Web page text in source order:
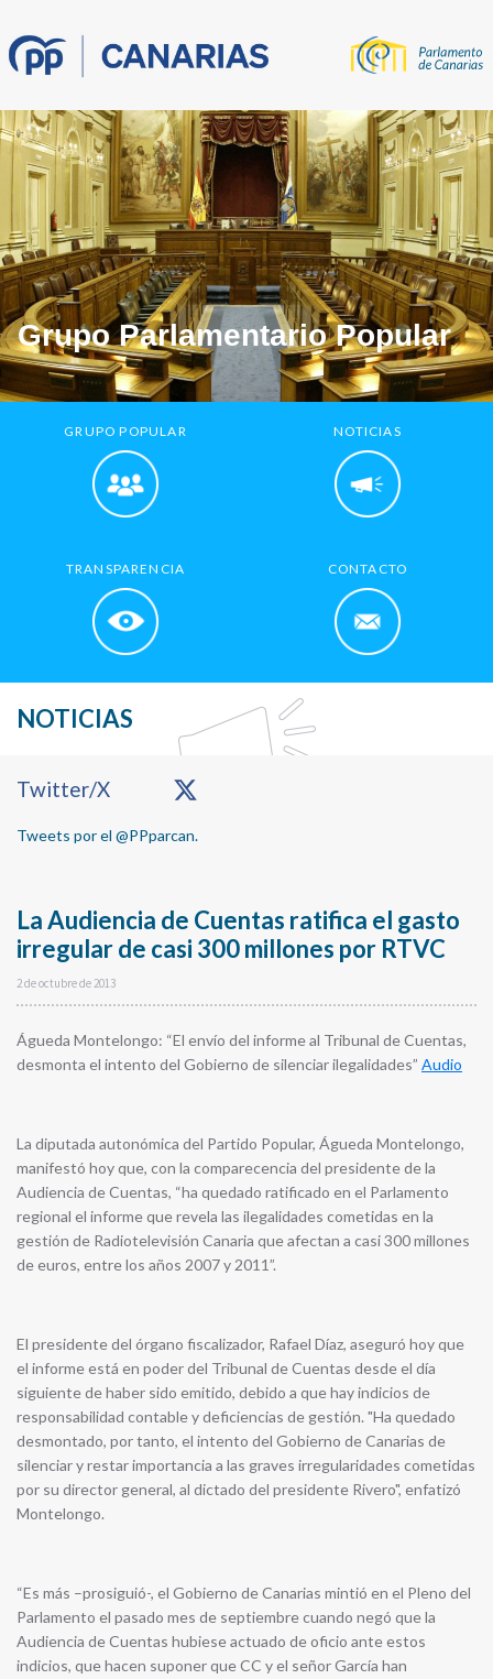
Grupo Parlamentario Popular
GRUPO POPULAR NOTICIAS
TRANSPARENCIA CONTACTO
NOTICIAS
La Audiencia de Cuentas ratifica el gasto
irregular de casi 300 millones por RTVC
2 de octubre de 2013
Águeda Montelongo: “El envío del informe al Tribunal de Cuentas,
desmonta el intento del Gobierno de silenciar ilegalidades” Audio
La diputada autonómica del Partido Popular, Águeda Montelongo,
manifestó hoy que, con la comparecencia del presidente de la
Audiencia de Cuentas, “ha quedado ratificado en el Parlamento
regional el informe que revela las ilegalidades cometidas en la
gestión de Radiotelevisión Canaria que afectan a casi 300 millones
de euros, entre los años 2007 y 2011”.
El presidente del órgano fiscalizador, Rafael Díaz, aseguró hoy que
el informe está en poder del Tribunal de Cuentas desde el día
siguiente de haber sido emitido, debido a que hay indicios de
responsabilidad contable y deficiencias de gestión. "Ha quedado
desmontado, por tanto, el intento del Gobierno de Canarias de
silenciar y restar importancia a las graves irregularidades cometidas
por su director general, al dictado del presidente Rivero", enfatizó
Montelongo.
“Es más –prosiguió-, el Gobierno de Canarias mintió en el Pleno del
Parlamento el pasado mes de septiembre cuando negó que la
Audiencia de Cuentas hubiese actuado de oficio ante estos
indicios, que hacen suponer que CC y el señor García han
Primary
Twitter/X
Tweets por el @PPparcan.